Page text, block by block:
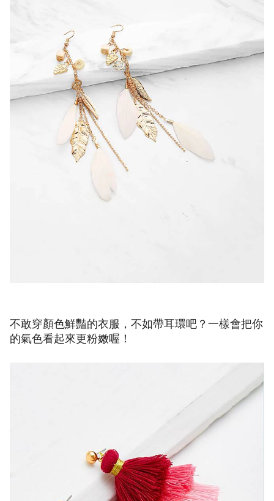
不敢穿顏色鮮豔的衣服，不如帶耳環吧？一樣會把你
的氣色看起來更粉嫩喔！